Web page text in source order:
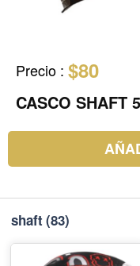
Precio : $80
CASCO SHAFT
shaft (83)